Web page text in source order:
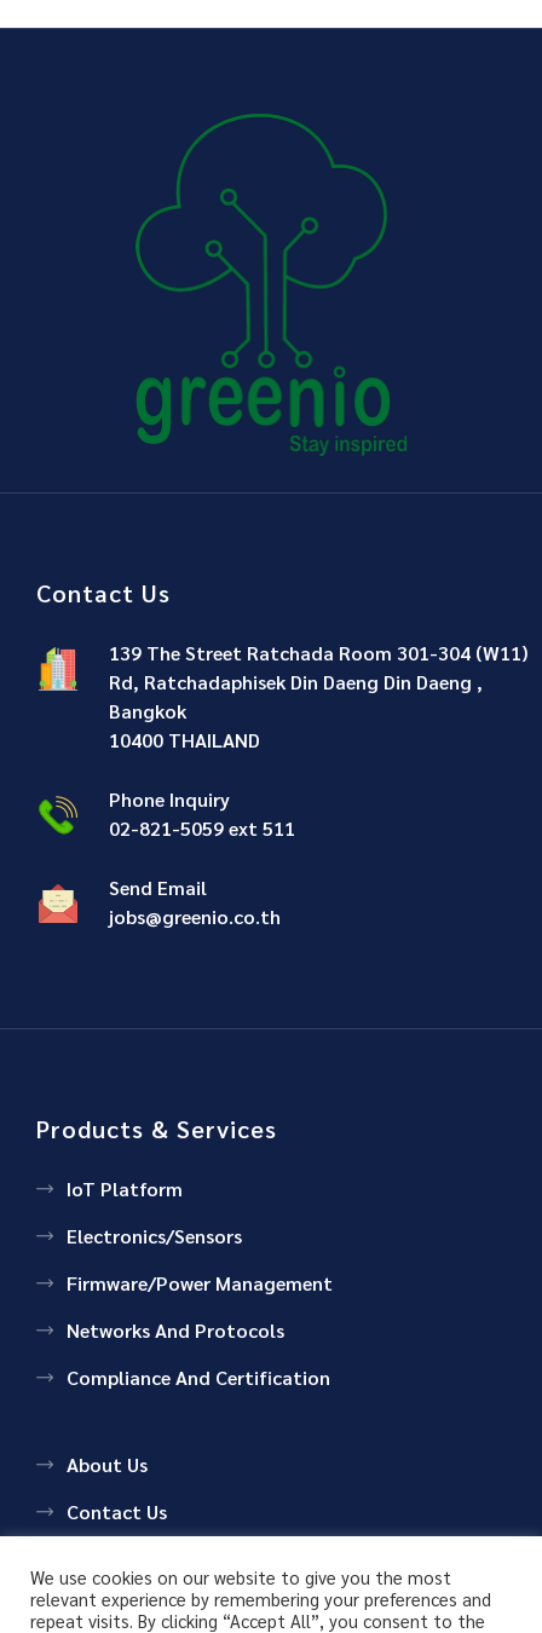
Contact Us
139 The Street Ratchada Room 301-304 (W11)
Rd, Ratchadaphisek Din Daeng Din Daeng ,
Bangkok
10400 THAILAND
Phone Inquiry
02-821-5059 ext 511
Send Email
jobs@greenio.co.th
Products & Services
IoT Platform
Electronics/Sensors
Firmware/Power Management
Networks And Protocols
Compliance And Certification
About Us
Contact Us
We use cookies on our website to give you the most
relevant experience by remembering your preferences and
repeat visits. By clicking “Accept All”, you consent to the